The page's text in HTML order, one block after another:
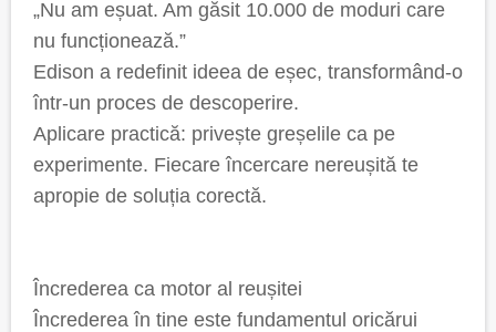
„Nu am eșuat. Am găsit 10.000 de moduri care
nu funcționează.”
Edison a redefinit ideea de eșec, transformând-o
într-un proces de descoperire.
Aplicare practică: privește greșelile ca pe
experimente. Fiecare încercare nereușită te
apropie de soluția corectă.
Încrederea ca motor al reușitei
Încrederea în tine este fundamentul oricărui